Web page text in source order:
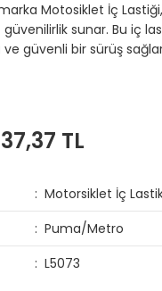
Motosiklet İç
güvenilirlik sunar. Bu iç
güvenli bir sürüş
TL
Motorsiklet İç
Puma/Metro
L5073